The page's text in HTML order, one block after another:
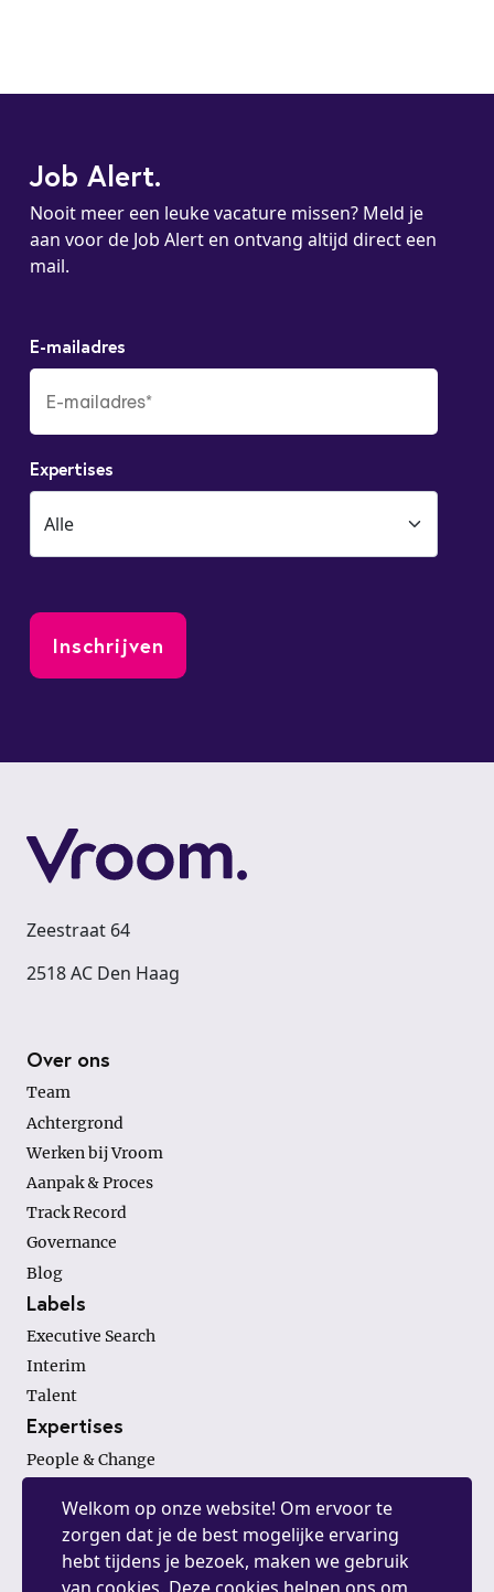
Welkom op onze website! Om ervoor te
zorgen dat je de best mogelijke ervaring
hebt tijdens je bezoek, maken we gebruik
Job Alert.
Nooit meer een leuke vacature missen? Meld je
aan voor de Job Alert en ontvang altijd direct een
mail.
E-mailadres
Expertises
Zeestraat 64
2518 AC Den Haag
Footer
Over ons
Team
Achtergrond
Werken bij Vroom
Aanpak & Proces
Track Record
Governance
Blog
Labels
Executive Search
Interim
Talent
Expertises
People & Change
General Management